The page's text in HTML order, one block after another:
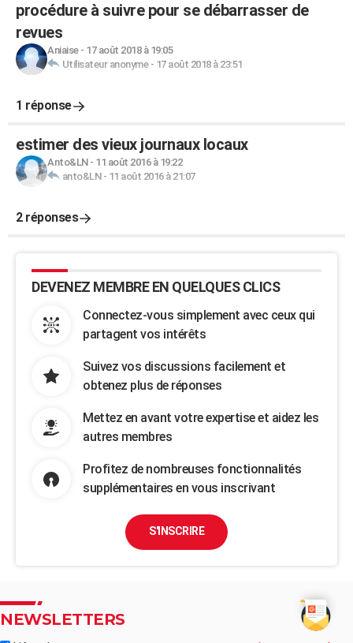
procédure à suivre pour se débarrasser de
revues
Aniaise- 17 août 2018 à 19:05
Utilisateur anonyme- 17 août 2018 à 23:51
1 réponse
estimer des vieux journaux locaux
Anto&LN- 11 août 2016 à 19:22
anto&LN- 11 août 2016 à 21:07
2 réponses
DEVENEZ MEMBRE EN QUELQUES CLICS
Connectez-vous simplement avec ceux qui
partagent vos intérêts
Suivez vos discussions facilement et
obtenez plus de réponses
Mettez en avant votre expertise et aidez les
autres membres
Profitez de nombreuses fonctionnalités
supplémentaires en vous inscrivant
S'INSCRIRE
NEWSLETTERS